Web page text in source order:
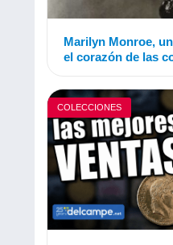
Marilyn Monroe,
el corazón de las
COLECCIONES